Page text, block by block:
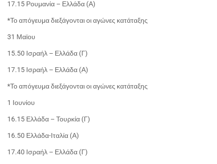
17.15 Ρουμανία – Ελλάδα (Α)
*Το απόγευμα διεξάγονται οι αγώνες κατάταξης
31 Μαϊου
15.50 Ισραήλ – Ελλάδα (Γ)
17.15 Ισραήλ – Ελλάδα (Α)
*Το απόγευμα διεξάγονται οι αγώνες κατάταξης
1 Ιουνίου
16.15 Ελλάδα – Τουρκία (Γ)
16.50 Ελλάδα-Ιταλία (Α)
17.40 Ισραήλ – Ελλάδα (Γ)